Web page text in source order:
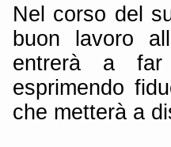
Nel corso del
buon lavoro
entrerà a far
esprimendo
che metterà a